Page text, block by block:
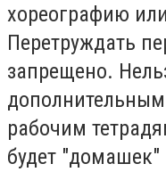
хореографию
Перетруждать
запрещено.
рабочим
будет